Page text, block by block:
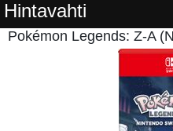
Hintavahti
Pokémon Legends: Z-A